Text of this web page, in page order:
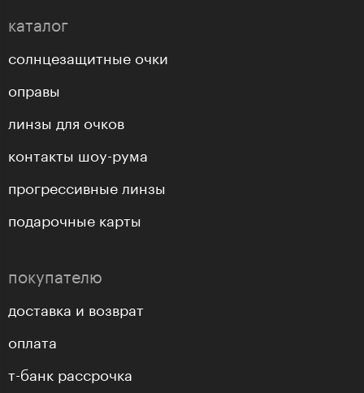
каталог
солнцезащитные очки
оправы
линзы для очков
контакты шоу-рума
прогрессивные линзы
подарочные карты
покупателю
доставка и возврат
оплата
т-банк рассрочка